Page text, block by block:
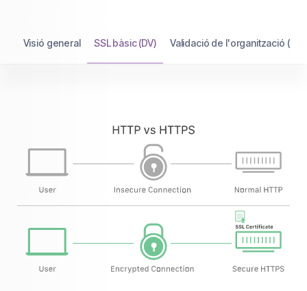
Visió general SSL bàsic (DV) Validació de l'organització (OV)